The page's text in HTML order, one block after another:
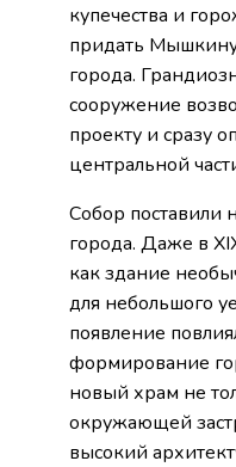
купечества и
придать
города.
сооружение
проекту и сразу
центральной
Собор поставили
города. Даже в
как здание
для небольшого
появление
формирование
новый храм не
окружающей
высокий